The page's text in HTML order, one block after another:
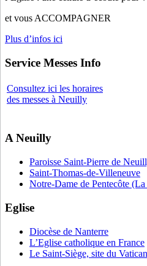
et vous ACCOMPAGNER
Plus d’infos ici
Service Messes Info
Consultez ici les horaires
des messes à Neuilly
A Neuilly
Paroisse Saint-Pierre de
Saint-Thomas-de-Villeneuve
Notre-Dame de Pentecôte
Eglise
Diocèse de Nanterre
L’Eglise catholique en France
Le Saint-Siège, site du Vatican